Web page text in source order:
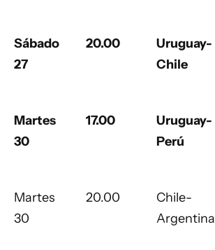
Sábado
27
20.00
Uruguay-
Chile
Martes
30
17.00
Uruguay-
Perú
Martes
30
20.00
Chile-
Argentina